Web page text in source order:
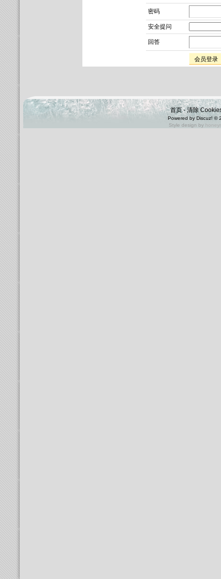
密码
安全提问
回答
会员登录
首页-清除
Powered by Discuz! ©
Style design by